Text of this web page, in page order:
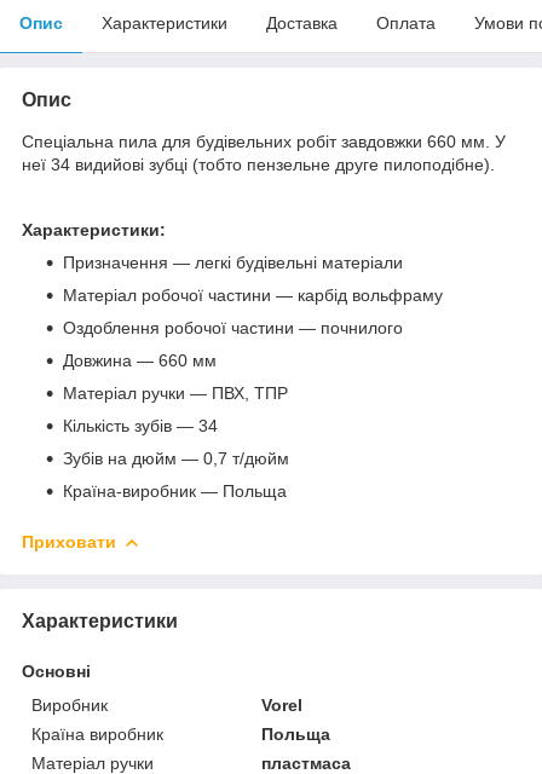
Опис Характеристики Доставка Оплата Умови
Опис
Спеціальна пила для будівельних робіт завдовжки 660 мм. У
неї 34 видийові зубці (тобто пензельне друге пилоподібне).
Характеристики:
Призначення — легкі будівельні матеріали
Матеріал робочої частини — карбід вольфраму
Оздоблення робочої частини — почнилого
Довжина — 660 мм
Матеріал ручки — ПВХ, ТПР
Кількість зубів — 34
Зубів на дюйм — 0,7 т/дюйм
Країна-виробник — Польща
Приховати
Характеристики
Основні
Виробник
Vorel
Країна виробник
Польща
Матеріал ручки
пластмаса